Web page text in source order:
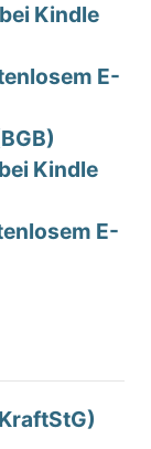
Kindle
E-
Kindle
E-